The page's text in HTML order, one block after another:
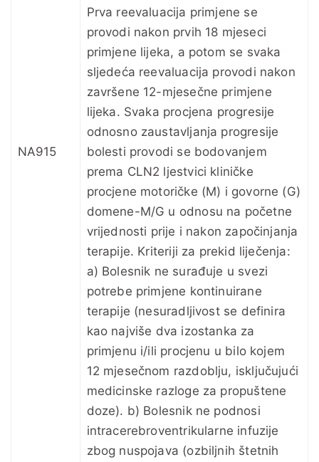
NA915
Prva reevaluacija primjene se
provodi nakon prvih 18 mjeseci
primjene lijeka, a potom se svaka
sljedeća reevaluacija provodi nakon
završene 12-mjesečne primjene
lijeka. Svaka procjena progresije
odnosno zaustavljanja progresije
bolesti provodi se bodovanjem
prema CLN2 ljestvici kliničke
procjene motoričke (M) i govorne (G)
domene-M/G u odnosu na početne
vrijednosti prije i nakon započinjanja
terapije. Kriteriji za prekid liječenja:
a) Bolesnik ne surađuje u svezi
potrebe primjene kontinuirane
terapije (nesuradljivost se definira
kao najviše dva izostanka za
primjenu i/ili procjenu u bilo kojem
12 mjesečnom razdoblju, isključujući
medicinske razloge za propuštene
doze). b) Bolesnik ne podnosi
intracerebroventrikularne infuzije
zbog nuspojava (ozbiljnih štetnih